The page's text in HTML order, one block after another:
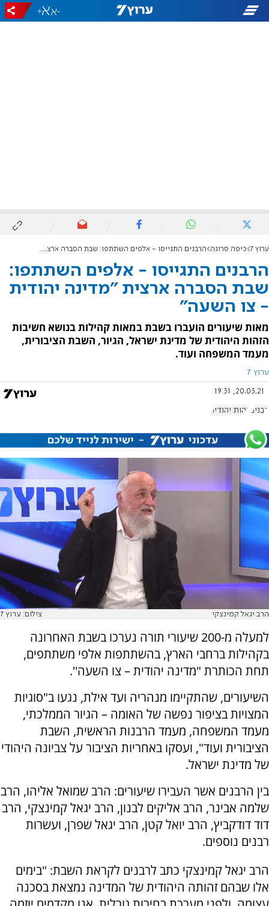
-
+
ערוץ 7 כיפה סרוגה הרבנים התגייסו - אלפים השתתפו: שבת הסברה ארצית "מדינה יהודית - צו השעה"
הרבנים התגייסו - אלפים השתתפו:
שבת הסברה ארצית "מדינה יהודית
- צו השעה"
מאות שיעורים הועברו בשבת במאות קהילות בנושא חשיבות
הזהות היהודית של מדינת ישראל, הגיור, השבת הציבורית,
מעמד המשפחה ועוד.
ערוץ 7
20.03.21, 19:31
רבנים זהות יהודית
הרב יגאל קמינצקי צילום: ערוץ 7
למעלה מ-200 שיעורי תורה נערכו בשבת האחרונה
בקהילות ברחבי הארץ, בהשתתפות אלפי משתתפים,
תחת הכותרת "מדינה יהודית – צו השעה''.
השיעורים, שהתקיימו מנהריה ועד אילת, נגעו ב"סוגיות
המצויות בציפור נפשה של האומה – הגיור הממלכתי,
מעמד המשפחה, מעמד הרבנות הראשית, השבת
הציבורית ועוד", ועסקו באחריות הציבור על צביונה היהודי
של מדינת ישראל.
בין הרבנים אשר העבירו שיעורים: הרב שמואל אליהו, הרב
שלמה אבינר, הרב אליקים לבנון, הרב יגאל קמינצקי, הרב
דוד דודקביץ, הרב יואל קטן, הרב יגאל שפרן, ועשרות
רבנים נוספים.
הרב יגאל קמינצקי כתב לרבנים לקראת השבת: "בימים
אלו שבהם זהותה היהודית של המדינה נמצאת בסכנה